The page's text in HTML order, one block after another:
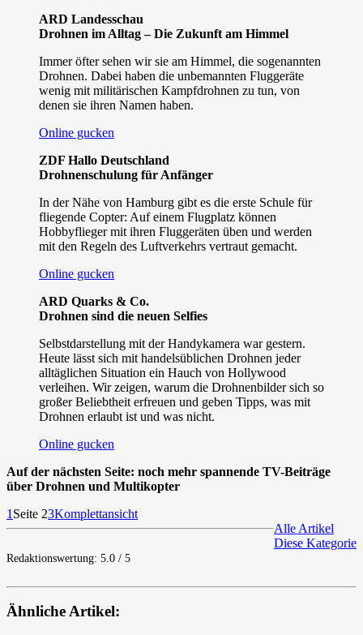
ARD Landesschau
Drohnen im Alltag – Die Zukunft am Himmel
Immer öfter sehen wir sie am Himmel, die sogenannten
Drohnen. Dabei haben die unbemannten Fluggeräte
wenig mit militärischen Kampfdrohnen zu tun, von
denen sie ihren Namen haben.
Online gucken
ZDF Hallo Deutschland
Drohnenschulung für Anfänger
In der Nähe von Hamburg gibt es die erste Schule für
fliegende Copter: Auf einem Flugplatz können
Hobbyflieger mit ihren Fluggeräten üben und werden
mit den Regeln des Luftverkehrs vertraut gemacht.
Online gucken
ARD Quarks & Co.
Drohnen sind die neuen Selfies
Selbstdarstellung mit der Handykamera war gestern.
Heute lässt sich mit handelsüblichen Drohnen jeder
alltäglichen Situation ein Hauch von Hollywood
verleihen. Wir zeigen, warum die Drohnenbilder sich so
großer Beliebtheit erfreuen und geben Tipps, was mit
Drohnen erlaubt ist und was nicht.
Online gucken
Auf der nächsten Seite: noch mehr spannende TV-Beiträge
über Drohnen und Multikopter
1 Seite 23Komplettansicht
Alle Artikel
Diese Kategorie
Redaktionswertung: 5.0 / 5
Ähnliche Artikel: